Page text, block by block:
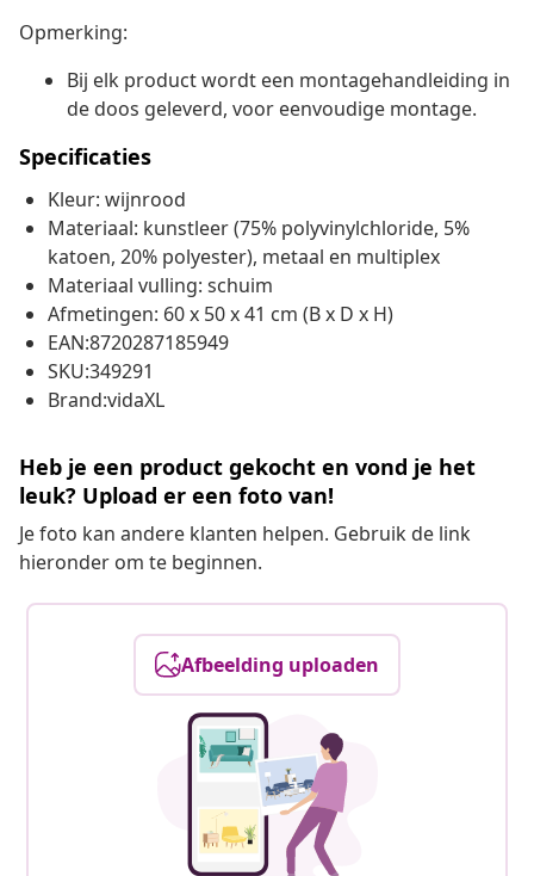
Opmerking:
Bij elk product wordt een montagehandleiding in
de doos geleverd, voor eenvoudige montage.
Specificaties
Kleur: wijnrood
Materiaal: kunstleer (75% polyvinylchloride, 5%
katoen, 20% polyester), metaal en multiplex
Materiaal vulling: schuim
Afmetingen: 60 x 50 x 41 cm (B x D x H)
EAN:8720287185949
SKU:349291
Brand:vidaXL
Heb je een product gekocht en vond je het
leuk? Upload er een foto van!
Je foto kan andere klanten helpen. Gebruik de link
hieronder om te beginnen.
Afbeelding uploaden